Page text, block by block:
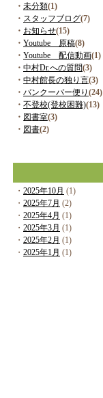
・ 未分類(1)
・ スタッフブログ(7)
・ お知らせ(15)
・ Youtube 原稿(8)
・ Youtube 配信動画(1)
・ 中村Dr.への質問(3)
・ 中村館長の独り言(3)
・ バンクーバー便り (24)
・ 不登校(登校困難)(13)
・ 図書室(3)
・ 図書(2)
・ 2025年10月 (1)
・ 2025年7月 (2)
・ 2025年4月 (1)
・ 2025年3月 (1)
・ 2025年2月 (1)
・ 2025年1月 (1)